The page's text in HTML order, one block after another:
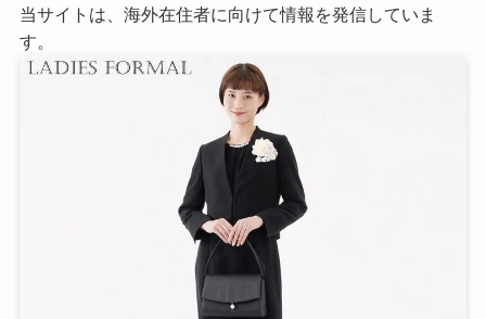
当サイトは、海外在住者に向けて情報を発信していま
す。